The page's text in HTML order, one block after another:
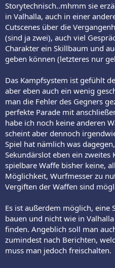
Storytechnisch..mhmm sie
in Valhalla, auch in einer
Cutscenes über die
(sind ja zwei), auch viel
Charakter ein Skillbaum und
geben können (letzteres nur
Das Kampfsystem ist gefühlt
aber eben auch ein wenig
man die Fehler des Gegners
perfekte Parade mit
habe ich noch keine anderen
scheint aber dennoch
Spiel hat nämlich was
Sekundärslot eben ein zweites
spielbare Waffe bisher keine,
Möglichkeit, Wurfmesser zu
Vergiften der Waffen sind
Es ist außerdem möglich, eine
bauen und nicht wie in
finden. Angeblich soll man
zumindest nach Berichten,
muss man jedoch freischalten.